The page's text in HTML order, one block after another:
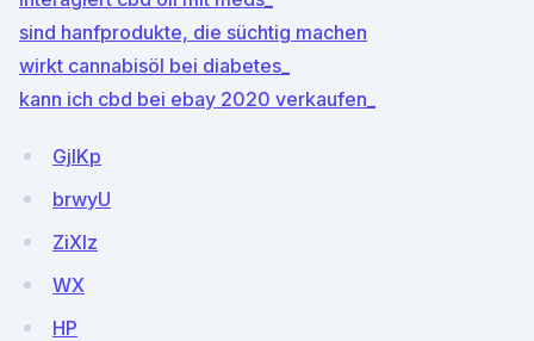
sind hanfprodukte, die süchtig machen
wirkt cannabisöl bei diabetes_
kann ich cbd bei ebay 2020 verkaufen_
GjlKp
brwyU
ZiXIz
WX
HP